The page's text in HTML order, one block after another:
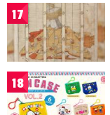
17
18